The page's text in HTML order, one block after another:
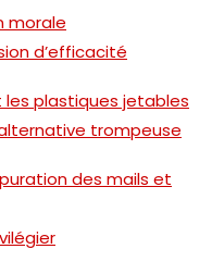
morale
d’efficacité
les plastiques jetables
trompeuse
des mails et